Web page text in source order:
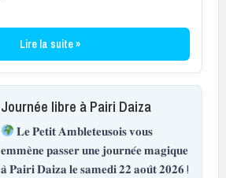
Lire la suite »
Journée libre à Pairi Daiza
𝐋𝐞 𝐏𝐞𝐭𝐢𝐭 𝐀𝐦𝐛𝐥𝐞𝐭𝐞𝐮𝐬𝐨𝐢𝐬 𝐯𝐨𝐮𝐬
𝐞𝐦𝐦𝐞̀𝐧𝐞 𝐩𝐚𝐬𝐬𝐞𝐫 𝐮𝐧𝐞 𝐣𝐨𝐮𝐫𝐧𝐞́𝐞 𝐦𝐚𝐠𝐢𝐪𝐮𝐞
𝐚̀ 𝐏𝐚𝐢𝐫𝐢 𝐃𝐚𝐢𝐳𝐚 𝐥𝐞 𝐬𝐚𝐦𝐞𝐝𝐢 𝟐𝟐 𝐚𝐨𝐮̂𝐭 𝟐𝟎𝟐𝟔 !